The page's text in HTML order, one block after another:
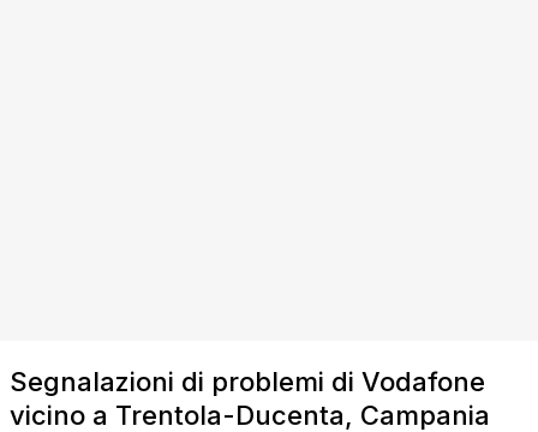
Segnalazioni di problemi di Vodafone
vicino a Trentola-Ducenta, Campania